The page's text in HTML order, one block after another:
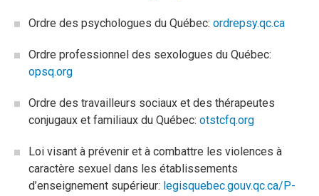
Ordre des psychologues du Québec: ordrepsy.qc.ca
Ordre professionnel des sexologues du Québec:
opsq.org
Ordre des travailleurs sociaux et des thérapeutes
conjugaux et familiaux du Québec: otstcfq.org
Loi visant à prévenir et à combattre les violences à
caractère sexuel dans les établissements
d’enseignement supérieur: legisquebec.gouv.qc.ca/P-